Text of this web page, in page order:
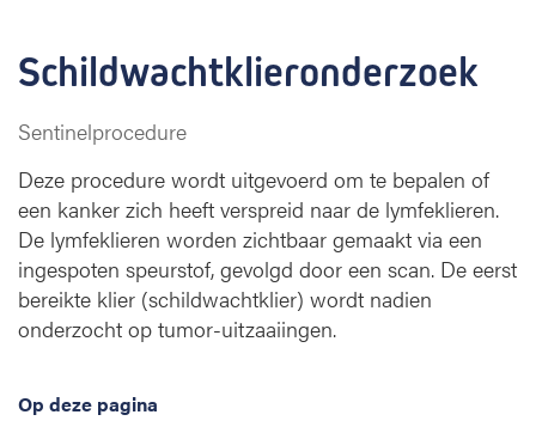
i
a
c
h
t
k
l
i
Schildwachtklieronderzoek
Sentinelprocedure
Deze procedure wordt uitgevoerd om te bepalen of
een kanker zich heeft verspreid naar de lymfeklieren.
De lymfeklieren worden zichtbaar gemaakt via een
ingespoten speurstof, gevolgd door een scan. De eerst
bereikte klier (schildwachtklier) wordt nadien
onderzocht op tumor-uitzaaiingen.
Op deze pagina